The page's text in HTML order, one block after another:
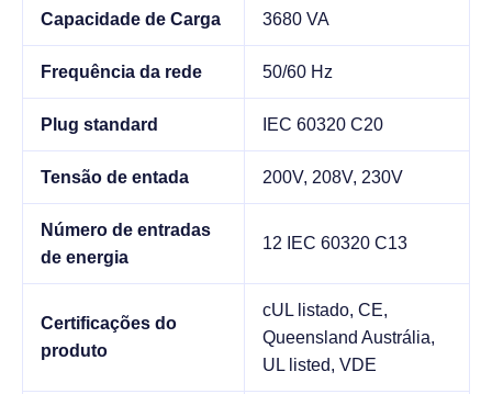
Capacidade de Carga 3680 VA
Frequência da rede 50/60 Hz
Plug standard IEC 60320 C20
Tensão de entada 200V, 208V, 230V
Número de entradas
de energia
12 IEC 60320 C13
Certificações do
produto
cUL listado, CE,
Queensland Austrália,
UL listed, VDE